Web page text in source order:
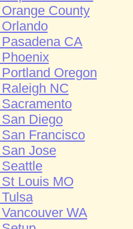
County
CA
Oregon
NC
Diego
Francisco
Jose
Louis MO
WA